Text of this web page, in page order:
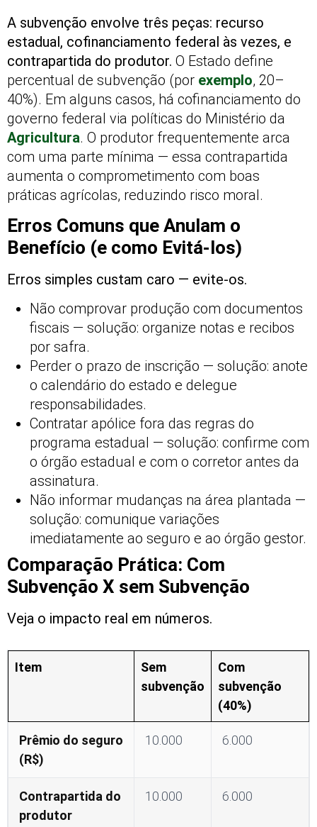
A subvenção envolve três peças: recurso
estadual, cofinanciamento federal às vezes, e
contrapartida do produtor. O Estado define
percentual de subvenção (por exemplo, 20–
40%). Em alguns casos, há cofinanciamento do
governo federal via políticas do Ministério da
Agricultura. O produtor frequentemente arca
com uma parte mínima — essa contrapartida
aumenta o comprometimento com boas
práticas agrícolas, reduzindo risco moral.
Erros Comuns que Anulam o
Benefício (e como Evitá-los)
Erros simples custam caro — evite-os.
Não comprovar produção com documentos
fiscais — solução: organize notas e recibos
por safra.
Perder o prazo de inscrição — solução: anote
o calendário do estado e delegue
responsabilidades.
Contratar apólice fora das regras do
programa estadual — solução: confirme com
o órgão estadual e com o corretor antes da
assinatura.
Não informar mudanças na área plantada —
solução: comunique variações
imediatamente ao seguro e ao órgão gestor.
Comparação Prática: Com
Subvenção X sem Subvenção
Veja o impacto real em números.
Item
Sem
subvenção
Com
subvenção
(40%)
Prêmio do seguro
(R$)
10.000 6.000
Contrapartida do
produtor
10.000 6.000